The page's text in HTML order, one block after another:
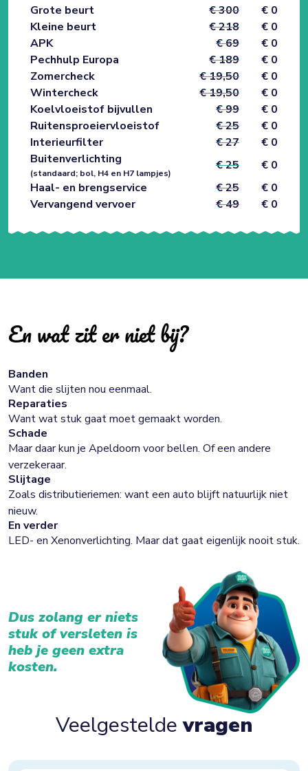
Grote beurt € 300
€ 0
Kleine beurt
€ 218
€ 0
APK
€ 69
€ 0
Pechhulp Europa
€ 189
€ 0
Zomercheck
€ 19,50
€ 0
Wintercheck
€ 19,50
€ 0
Koelvloeistof bijvullen
€ 99
€ 0
Ruitensproeiervloeistof
€ 25
€ 0
Interieurfilter
€ 27
€ 0
Buitenverlichting
(standaard; bol, H4 en H7 lampjes)
€ 25
€ 0
Haal- en brengservice
€ 25
€ 0
Vervangend vervoer
€ 49 € 0
En wat zit er niet bij?
Banden
Want die slijten nou eenmaal.
Reparaties
Want wat stuk gaat moet gemaakt worden.
Schade
Maar daar kun je Apeldoorn voor bellen. Of een andere
verzekeraar.
Slijtage
Zoals distributieriemen: want een auto blijft natuurlijk niet
nieuw.
En verder
LED- en Xenonverlichting. Maar dat gaat eigenlijk nooit stuk.
Dus zolang er niets
stuk of versleten is
heb je geen extra
kosten.
Veelgesteldevragen